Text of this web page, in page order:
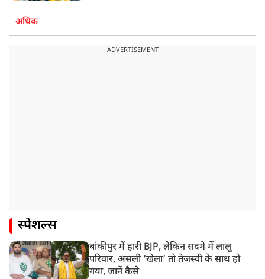
अधिक
ADVERTISEMENT
स्पेशल्स
बांकीपुर में हारी BJP, लेकिन सदमे में लालू
परिवार, असली ‘खेला’ तो तेजस्वी के साथ हो
गया, जानें कैसे